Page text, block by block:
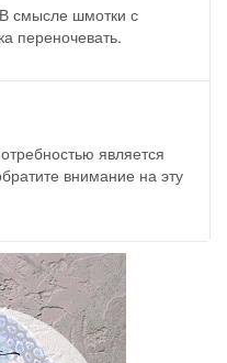
смысле шмотки с
переночевать.
является
внимание на эту